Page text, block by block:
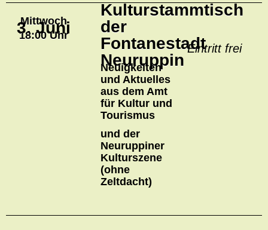
Mittwoch
3. Juni
18:00 Uhr
Kulturstammtisch
der
Fontanestadt
Neuruppin
Neuigkeiten
und Aktuelles
aus dem Amt
für Kultur und
Tourismus
und der
Neuruppiner
Kulturszene
(ohne
Zeltdacht)
Eintritt frei